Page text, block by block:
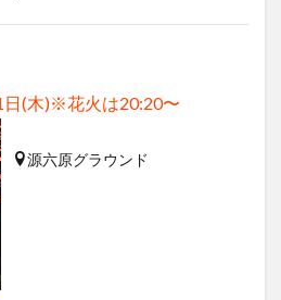
日(木)※花火は20:20〜
源六原グラウンド